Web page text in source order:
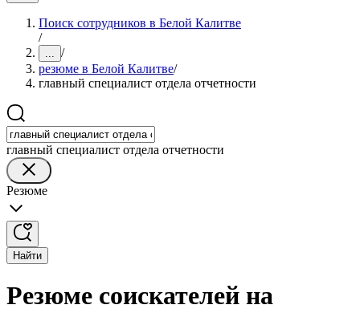
Поиск сотрудников в Белой Калитве
/
... /
резюме в Белой Калитве/
главный специалист отдела отчетности
главный специалист отдела отчетности
Резюме
Найти
Резюме соискателей на